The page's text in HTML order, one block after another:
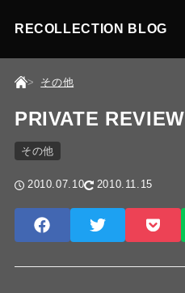
RECOLLECTION BLOG
その他
PRIVATE REVIEW
その他
2010.07.10 2010.11.15